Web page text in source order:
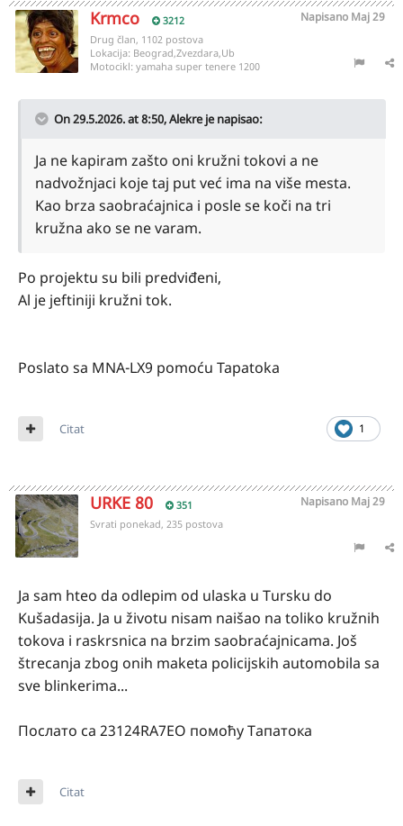
Krmco 3212 Napisano Maj 29
Drug član, 1102 postova
Lokacija: Beograd,Zvezdara,Ub
Motocikl: yamaha super tenere 1200
On 29.5.2026. at 8:50,Alekreje napisao:
Ja ne kapiram zašto oni kružni tokovi a ne
nadvožnjaci koje taj put već ima na više mesta.
Kao brza saobraćajnica i posle se koči na tri
kružna ako se ne varam.
Po projektu su bili predviđeni,
Al je jeftiniji kružni tok.
Poslato sa MNA-LX9 pomoću Tapatoka
1
Citat
URKE 80 351 Napisano Maj 29
Svrati ponekad, 235 postova
Ja sam hteo da odlepim od ulaska u Tursku do
Kušadasija. Ja u životu nisam naišao na toliko kružnih
tokova i raskrsnica na brzim saobraćajnicama. Još
štrecanja zbog onih maketa policijskih automobila sa
sve blinkerima...
Послато са 23124RA7EO помоћу Тапатока
Citat